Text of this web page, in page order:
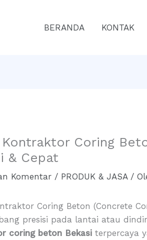
BERANDA KONTAK
Kontraktor Coring
& Cepat
Komentar / PRODUK & JASA/
Coring Beton (Concrete
presisi pada lantai atau
coring beton Bekasi terpercaya